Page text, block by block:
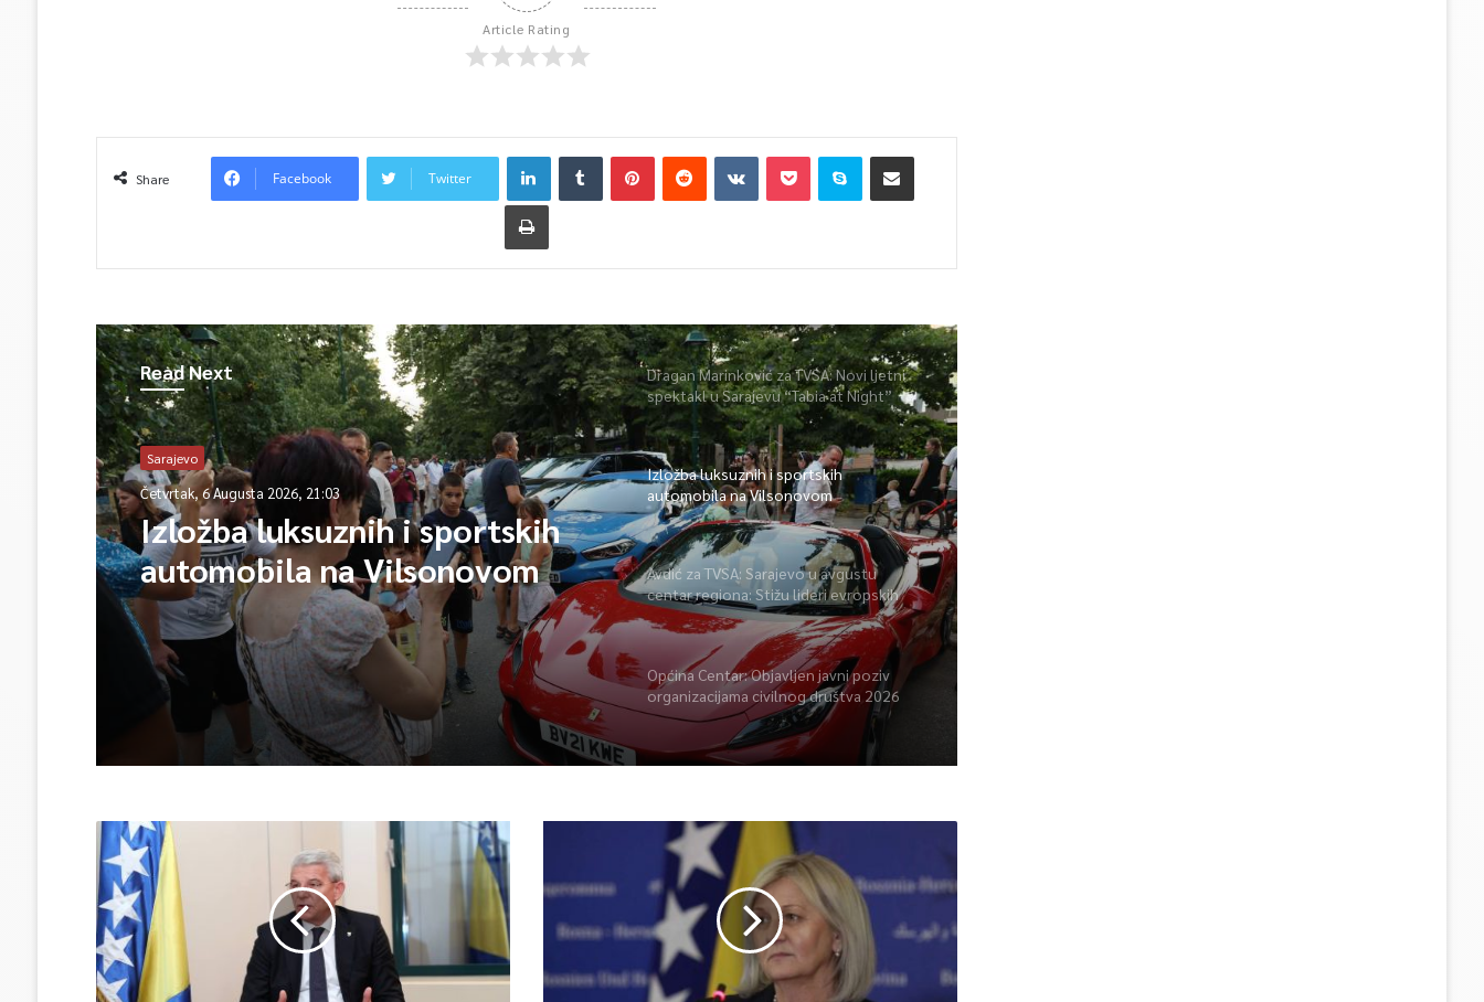
Article Rating
Share Facebook Twitter
Read Next
Sarajevo
Četvrtak, 6 Augusta 2026, 21:03
Izložba luksuznih i sportskih
automobila na Vilsonovom
Dragan Marinković za TVSA: Novi ljetni
spektakl u Sarajevu “Tabia at Night”
Izložba luksuznih i sportskih
automobila na Vilsonovom
Avdić za TVSA: Sarajevo u avgustu
centar regiona: Stižu lideri evropskih
gradova
Općina Centar: Objavljen javni poziv
organizacijama civilnog društva 2026